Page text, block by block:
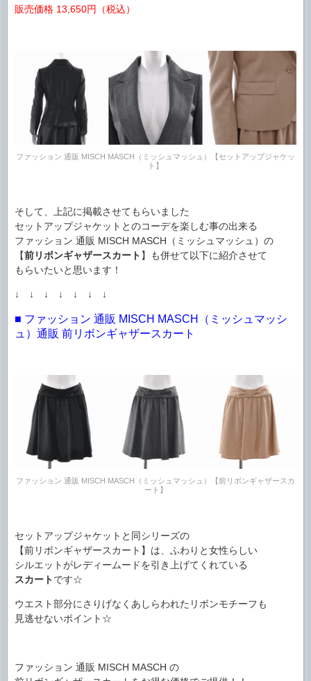
販売価格 13,650円（税込）
ファッション 通販 MISCH MASCH（ミッシュマッシュ）【セットアップジャケッ
ト】
そして、上記に掲載させてもらいました
セットアップジャケットとのコーデを楽しむ事の出来る
ファッション 通販 MISCH MASCH（ミッシュマッシュ）の
【前リボンギャザースカート 】も併せて以下に紹介させて
もらいたいと思います！
↓ ↓ ↓ ↓ ↓ ↓ ↓
■ ファッション 通販 MISCH MASCH（ミッシュマッシ
ュ）通販 前リボンギャザースカート
ファッション 通販 MISCH MASCH（ミッシュマッシュ）【前リボンギャザースカ
ート】
セットアップジャケットと同シリーズの
【前リボンギャザースカート】は、ふわりと女性らしい
シルエットがレディームードを引き上げてくれている
スカートです☆
ウエスト部分にさりげなくあしらわれたリボンモチーフも
見逃せないポイント☆
ファッション 通販 MISCH MASCH の